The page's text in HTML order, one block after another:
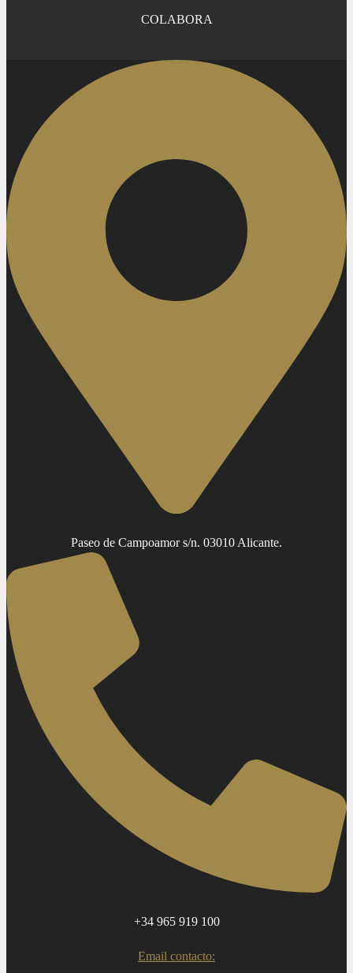
COLABORA
Paseo de Campoamor s/n. 03010 Alicante.
+34 965 919 100
Email contacto: